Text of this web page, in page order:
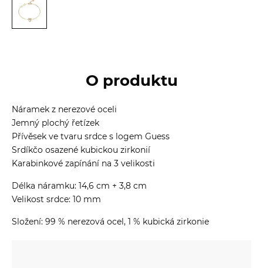
O produktu
Náramek z nerezové oceli
Jemný plochý řetízek
Přívěsek ve tvaru srdce s logem Guess
Srdíkčo osazené kubickou zirkonií
Karabinkové zapínání na 3 velikosti
Délka náramku: 14,6 cm + 3,8 cm
Velikost srdce: 10 mm
Složení: 99 % nerezová ocel, 1 % kubická zirkonie